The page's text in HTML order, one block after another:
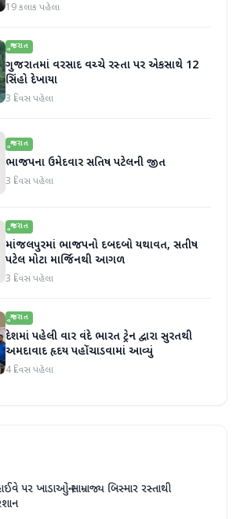
19 કલાક પહેલા
ગુજરાત
ગુજરાતમાં વરસાદ વચ્ચે રસ્તા પર એકસાથે 12
સિંહો દેખાયા
3 દિવસ પહેલા
ગુજરાત
ભાજપના ઉમેદવાર સતિષ પટેલની જીત
3 દિવસ પહેલા
ગુજરાત
માંજલપુરમાં ભાજપનો દબદબો યથાવત, સતીષ
પટેલ મોટા માર્જિનથી આગળ
3 દિવસ પહેલા
ગુજરાત
દેશમાં પહેલી વાર વંદે ભારત ટ્રેન દ્વારા સુરતથી
અમદાવાદ હૃદય પહોંચાડવામાં આવ્યું
4 દિવસ પહેલા
પર ખાડાઓનું સામ્રાજ્ય બિસ્માર રસ્તાથી